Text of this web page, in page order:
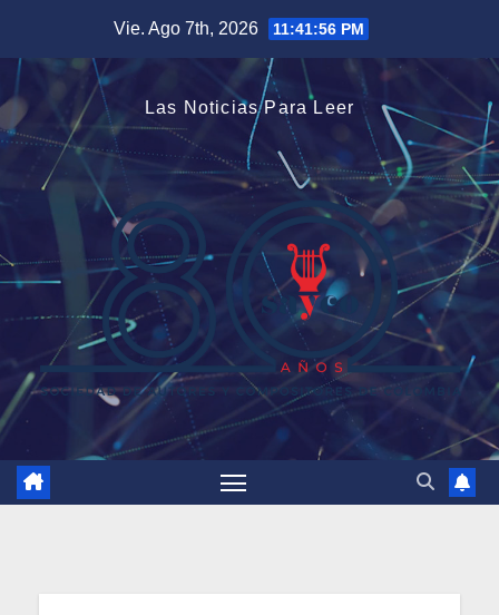
contenido
Vie. Ago 7th, 2026 11:41:57 PM
Las Noticias Para Leer